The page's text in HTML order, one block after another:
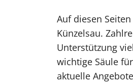
Auf diesen
Künzelsau.
Unterstützung
wichtige Säule
aktuelle